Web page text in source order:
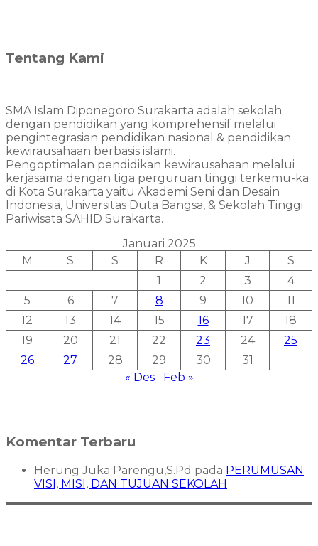
Tentang Kami
SMA Islam Diponegoro Surakarta adalah sekolah
dengan pendidikan yang komprehensif melalui
pengintegrasian pendidikan nasional & pendidikan
kewirausahaan berbasis islami.
Pengoptimalan pendidikan kewirausahaan melalui
kerjasama dengan tiga perguruan tinggi terkemu-ka
di Kota Surakarta yaitu Akademi Seni dan Desain
Indonesia, Universitas Duta Bangsa, & Sekolah Tinggi
Pariwisata SAHID Surakarta.
Januari 2025
M
S S R K J
S
1
2 3
4
5
6 7 8 9 10
11
12
13 14 15 16 17
18
19
20 21 22 23 24
25
26
27 28 29 30
31
« Des
Feb »
Komentar Terbaru
Herung Juka Parengu,S.Pd pada PERUMUSAN
VISI, MISI, DAN TUJUAN SEKOLAH